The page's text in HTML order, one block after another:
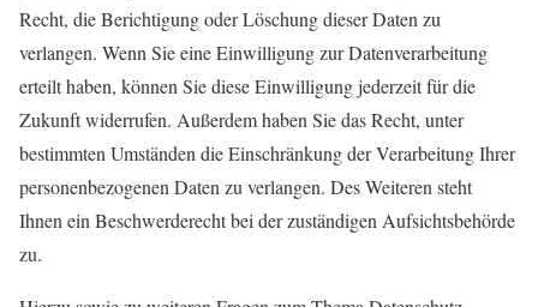
Recht, die Berichtigung oder Löschung dieser Daten zu
verlangen. Wenn Sie eine Einwilligung zur Datenverarbeitung
erteilt haben, können Sie diese Einwilligung jederzeit für die
Zukunft widerrufen. Außerdem haben Sie das Recht, unter
bestimmten Umständen die Einschränkung der Verarbeitung Ihrer
personenbezogenen Daten zu verlangen. Des Weiteren steht
Ihnen ein Beschwerderecht bei der zuständigen Aufsichtsbehörde
zu.